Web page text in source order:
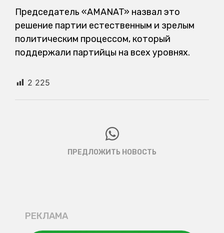
Председатель «AMANAT» назвал это
решение партии естественным и зрелым
политическим процессом, который
поддержали партийцы на всех уровнях.
2 225
ПРЕДЛОЖИТЬ НОВОСТЬ
РЕКЛАМА